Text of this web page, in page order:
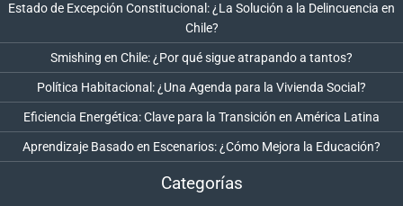
Estado de Excepción Constitucional: ¿La Solución a la Delincuencia en
Chile?
Smishing en Chile: ¿Por qué sigue atrapando a tantos?
Política Habitacional: ¿Una Agenda para la Vivienda Social?
Eficiencia Energética: Clave para la Transición en América Latina
Aprendizaje Basado en Escenarios: ¿Cómo Mejora la Educación?
Categorías